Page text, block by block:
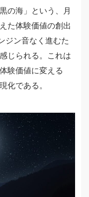
の海」という、月
た体験価値の創出
ジン音なく進むた
じられる。これは
験価値に変える
化である。